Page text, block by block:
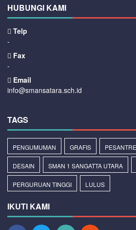
HUBUNGI KAMI
Telp
-
Fax
-
Email
info@smansatara.sch.id
TAGS
PENGUMUMAN GRAFIS
DESAIN SMAN 1 SANGATTA UTARA
PERGURUAN TINGGI LULUS
IKUTI KAMI